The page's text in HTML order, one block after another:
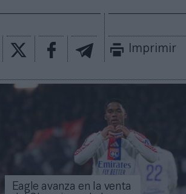
Imprimir
Eagle avanza en la venta